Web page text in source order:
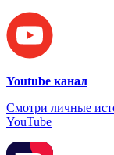
Youtube канал
Смотри личные
YouTube